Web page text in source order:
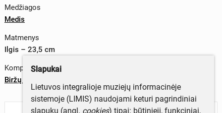
Medžiagos
Medis
Matmenys
Ilgis – 23,5 cm
Komplektas
Biržų miesto raktai
Slapukai
Lietuvos integralioje muziejų informacinėje
sistemoje (LIMIS) naudojami keturi pagrindiniai
slapukų (angl. cookies) tipai: būtinieji, funkciniai,